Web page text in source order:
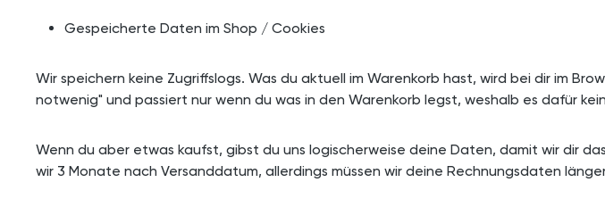
Gespeicherte Daten im Shop / Cookies
Wir speichern keine Zugriffslogs. Was du aktuell im Warenkorb hast, wird bei dir im
notwenig" und passiert nur wenn du was in den Warenkorb legst, weshalb es dafür
Wenn du aber etwas kaufst, gibst du uns logischerweise deine Daten, damit wir dir
wir 3 Monate nach Versanddatum, allerdings müssen wir deine Rechnungsdaten